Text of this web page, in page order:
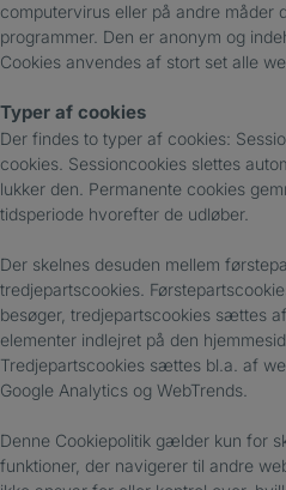
computervirus eller på andre måder
programmer. Den er anonym og
Cookies anvendes af stort set alle
Typer af cookies
Der findes to typer af cookies:
cookies. Sessioncookies slettes
lukker den. Permanente cookies
tidsperiode hvorefter de udløber.
Der skelnes desuden mellem
tredjepartscookies.
besøger, tredjepartscookies sættes
elementer indlejret på den
Tredjepartscookies sættes bl.a. af
Google Analytics og WebTrends.
Denne Cookiepolitik gælder kun for
funktioner, der navigerer til andre